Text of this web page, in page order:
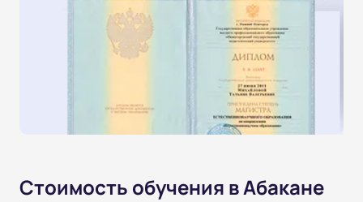
Стоимость обучения в Абакане